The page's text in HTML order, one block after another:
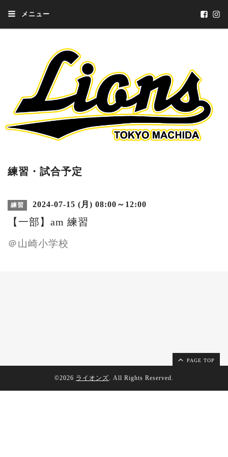
メニュー
練習・試合予定
練習 2024-07-15 (月) 08:00～12:00
【一部】am 練習
＠山崎小学校
PAGE TOP
©2026 ライオンズ. All Rights Reserved.